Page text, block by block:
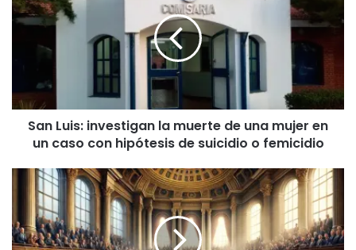
investigan
la
mujer
en
hipótesis
suicidio
o
femicidio
San Luis: investigan la muerte de una mujer en
un caso con hipótesis de suicidio o femicidio
Un
Pueblo
sufriente
entre
canallas